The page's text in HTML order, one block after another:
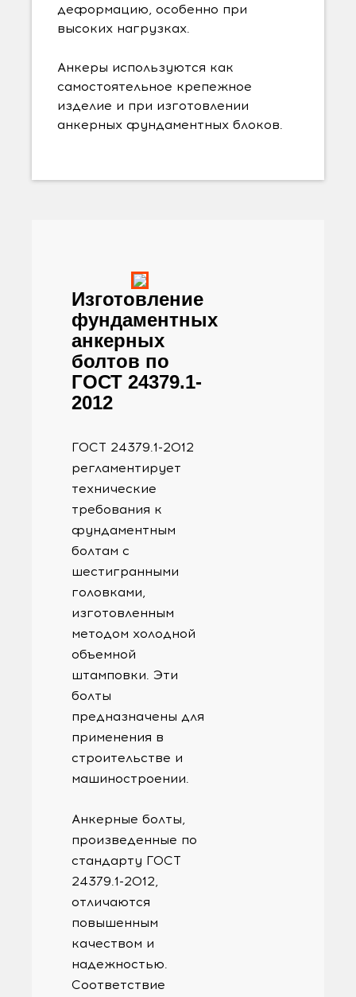
деформацию, особенно при
высоких нагрузках.
Анкеры используются как
самостоятельное крепежное
изделие и при изготовлении
анкерных фундаментных блоков.
Изготовление
фундаментных
анкерных
болтов по
ГОСТ 24379.1-
2012
ГОСТ 24379.1-2012
регламентирует
технические
требования к
фундаментным
болтам с
шестигранными
головками,
изготовленным
методом холодной
объемной
штамповки. Эти
болты
предназначены для
применения в
строительстве и
машиностроении.
Анкерные болты,
произведенные по
стандарту ГОСТ
24379.1-2012,
отличаются
повышенным
качеством и
надежностью.
Соответствие